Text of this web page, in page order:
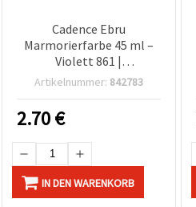
Cadence Ebru
Marmorierfarbe 45 ml –
Violett 861 |
Marmoreffekt-Farbe für
Marmorierung &
Bastelprojekte
Artikelnummer: 842783
2.70€
IN DEN WARENKORB